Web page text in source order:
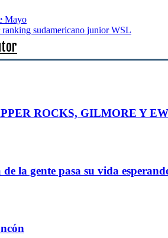
Mayo
sudamericano junior WSL
ROCKS, GILMORE Y
la gente pasa su vida